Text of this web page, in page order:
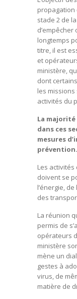
propagation
stade 2 de
longtemps
titre, il est
et
ministère,
dont
les
activités du
La
dans ces
mesures
prévention.
Les
doivent se
l’énergie,
des
La réunion
permis de
opérateurs
ministère
mène un
gestes à
virus, de
matière de